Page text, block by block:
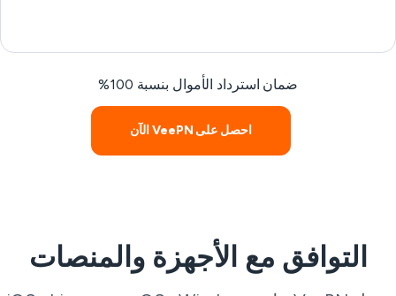
ضمان استرداد الأموال بنسبة 100%
احصل على VeePN الآن
التوافق مع الأجهزة والمنصات